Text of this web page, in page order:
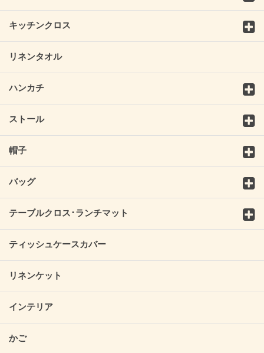
キッチンクロス
リネンタオル
ハンカチ
ストール
帽子
バッグ
テーブルクロス･ランチマット
ティッシュケースカバー
リネンケット
インテリア
かご